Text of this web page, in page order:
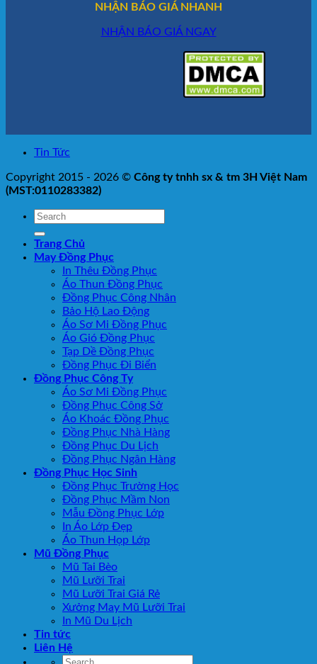
NHẬN BÁO GIÁ NHANH
NHẬN BÁO GIÁ NGAY
Tin Tức
Copyright 2015 - 2026 © Công ty tnhh sx & tm 3H Việt Nam
(MST:0110283382)
Trang Chủ
May Đồng Phục
In Thêu Đồng Phục
Áo Thun Đồng Phục
Đồng Phục Công Nhân
Bảo Hộ Lao Động
Áo Sơ Mi Đồng Phục
Áo Gió Đồng Phục
Tạp Dề Đồng Phục
Đồng Phục Đi Biển
Đồng Phục Công Ty
Áo Sơ Mi Đồng Phục
Đồng Phục Công Sở
Áo Khoác Đồng Phục
Đồng Phục Nhà Hàng
Đồng Phục Du Lịch
Đồng Phục Ngân Hàng
Đồng Phục Học Sinh
Đồng Phục Trường Học
Đồng Phục Mầm Non
Mẫu Đồng Phục Lớp
In Áo Lớp Đẹp
Áo Thun Họp Lớp
Mũ Đồng Phục
Mũ Tai Bèo
Mũ Lưỡi Trai
Mũ Lưỡi Trai Giá Rẻ
Xưởng May Mũ Lưỡi Trai
In Mũ Du Lịch
Tin tức
Liên Hệ